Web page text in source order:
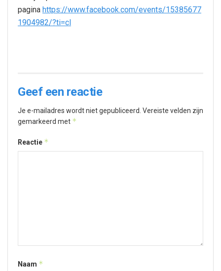
pagina https://www.facebook.com/events/15385677
1904982/?ti=cl
Geef een reactie
Je e-mailadres wordt niet gepubliceerd. Vereiste velden zijn
gemarkeerd met *
Reactie *
Naam *